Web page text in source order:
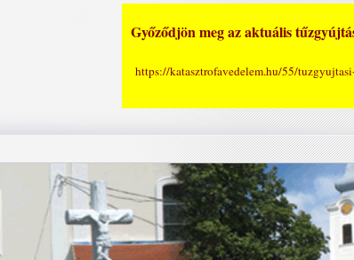
Győződjön meg az aktuális
https://katasztrofavedelem.hu/55/